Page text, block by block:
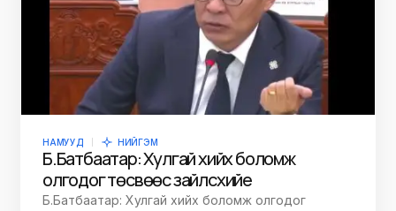
НАМУУД НИЙГЭМ
Б.Батбаатар: Хулгай хийх боломж
олгодог төсвөөс зайлcхийе
Б.Батбаатар: Хулгай хийх боломж олгодог